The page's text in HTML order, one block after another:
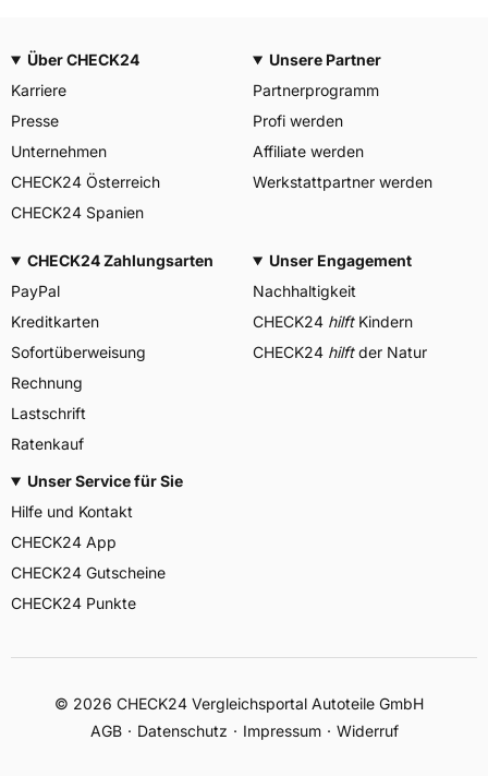
Über CHECK24
Karriere
Presse
Unternehmen
CHECK24 Österreich
CHECK24 Spanien
Unsere Partner
Partnerprogramm
Profi werden
Affiliate werden
Werkstattpartner werden
CHECK24 Zahlungsarten
PayPal
Kreditkarten
Sofortüberweisung
Rechnung
Lastschrift
Ratenkauf
Unser Engagement
Nachhaltigkeit
CHECK24 hilftKindern
CHECK24 hilftder Natur
Unser Service für Sie
Hilfe und Kontakt
CHECK24 App
CHECK24 Gutscheine
CHECK24 Punkte
© 2026 CHECK24 Vergleichsportal Autoteile GmbH
AGB
Datenschutz Impressum Widerruf